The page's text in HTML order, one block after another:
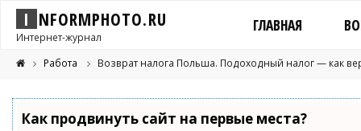
I NFORMPHOTO.RU
Интернет-журнал
ГЛАВНАЯ
Работа Возврат налога Польша. Подоходный налог — как
Как продвинуть сайт на первые места?